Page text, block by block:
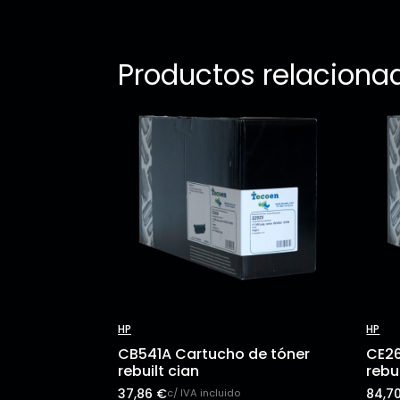
Productos
HP
CB541A Cartucho de tóner
rebuilt cian
37,86 €c/ IVA incluido
HP